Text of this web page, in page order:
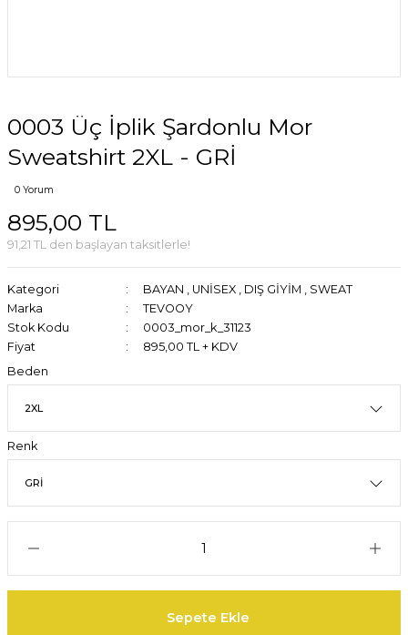
0003 Üç İplik Şardonlu Mor
Sweatshirt 2XL - GRİ
0 Yorum
895,00 TL
91,21 TL den başlayan taksitlerle!
Kategori BAYAN , UNİSEX , DIŞ GİYİM , SWEAT
Marka
TEVOOY
Stok Kodu
0003_mor_k_31123
Fiyat
895,00 TL + KDV
Beden
Renk
Sepete Ekle